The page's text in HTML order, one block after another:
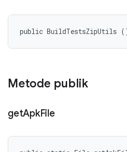
public BuildTestsZipUtils
Metode publik
getApkFile